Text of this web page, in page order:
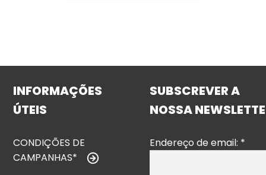
INFORMAÇÕES
ÚTEIS
CONDIÇÕES DE
CAMPANHAS*
SUBSCREVER A
NOSSA
Endereço de email: *